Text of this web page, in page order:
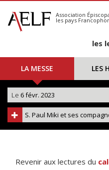
S'abonner
Calendrier
Association
les pays
les
LA MESSE LES
Le 6 févr. 2023
S. Paul Miki et ses
Revenir aux lectures du